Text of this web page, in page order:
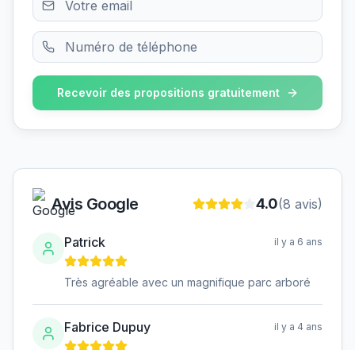
Recevoir des propositions gratuitement
Avis Google 4.0(8 avis)
Patrick il y a 6 ans
Très agréable avec un magnifique parc arboré
Fabrice Dupuy il y a 4 ans